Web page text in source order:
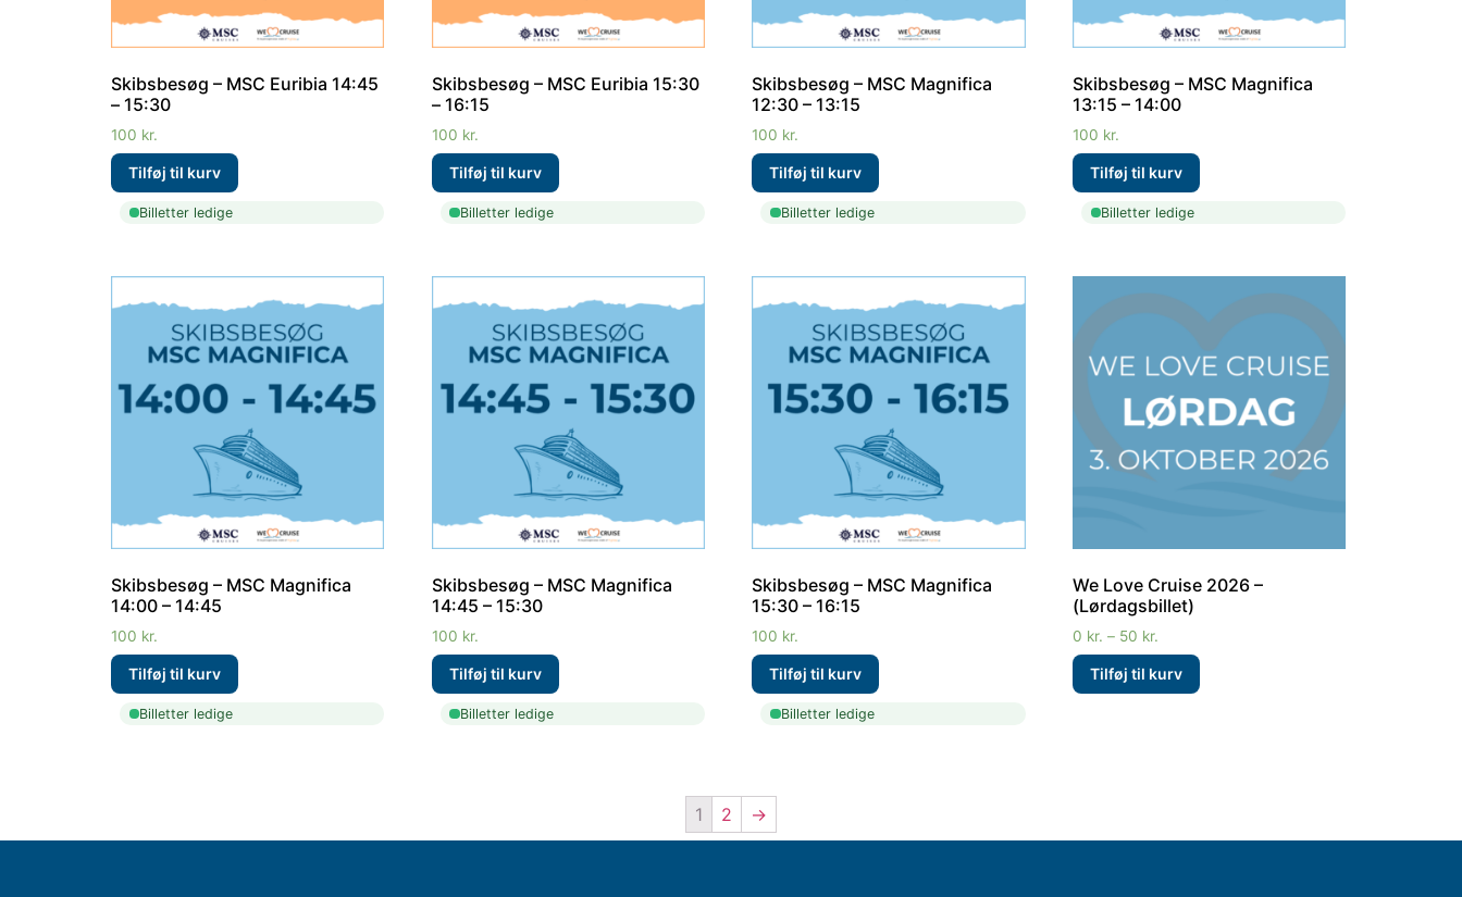
Skibsbesøg – MSC Euribia 14:45
– 15:30
100 kr.
Billetter ledige
Skibsbesøg – MSC Euribia 15:30
– 16:15
100 kr.
Billetter ledige
Skibsbesøg – MSC Magnifica
12:30 – 13:15
100 kr.
Billetter ledige
Skibsbesøg – MSC Magnifica
13:15 – 14:00
100 kr.
Billetter ledige
Skibsbesøg – MSC Magnifica
14:00 – 14:45
100 kr.
Billetter ledige
Skibsbesøg – MSC Magnifica
14:45 – 15:30
100 kr.
Billetter ledige
Skibsbesøg – MSC Magnifica
15:30 – 16:15
100 kr.
Billetter ledige
We Love Cruise 2026 –
(Lørdagsbillet)
0 kr. – 50 kr.
1 2 →